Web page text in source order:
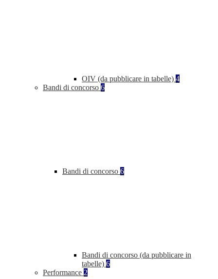
OIV (da pubblicare in tabelle) 4
Bandi di concorso 6
Bandi di concorso 6
Bandi di concorso (da pubblicare in
tabelle) 6
Performance 2